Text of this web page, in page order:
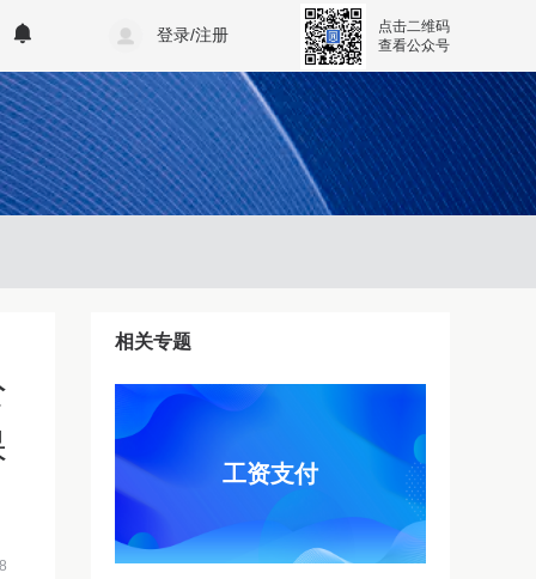
登录/注册
点击二维码
查看公众号
相关专题
工资支付